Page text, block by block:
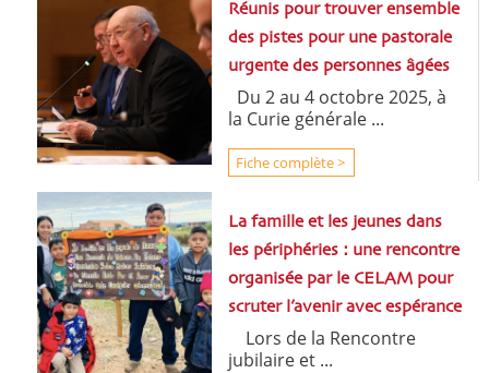
Réunis pour trouver ensemble
des pistes pour une pastorale
urgente des personnes âgées
Du 2 au 4 octobre 2025, à
la Curie générale ...
Fiche complète >
La famille et les jeunes dans
les périphéries : une rencontre
organisée par le CELAM pour
scruter l’avenir avec espérance
Lors de la Rencontre
jubilaire et ...